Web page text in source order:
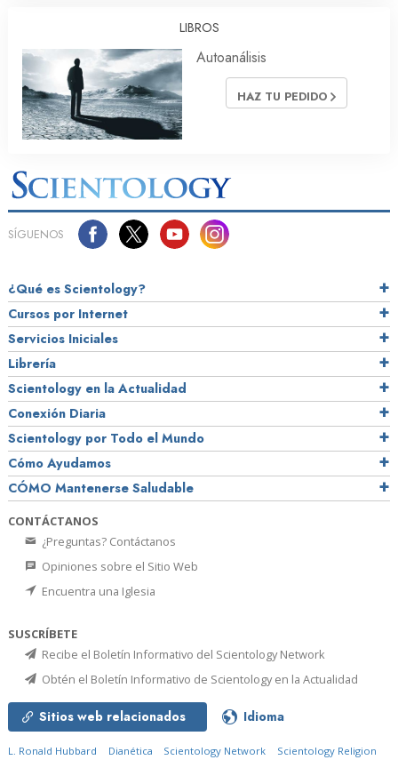
LIBROS
Autoanálisis
HAZ TU PEDIDO
SÍGUENOS
¿Qué es Scientology?
Cursos por Internet
Servicios Iniciales
Librería
Scientology en la Actualidad
Conexión Diaria
Scientology por Todo el Mundo
Cómo Ayudamos
CÓMO Mantenerse Saludable
CONTÁCTANOS
¿Preguntas? Contáctanos
Opiniones sobre el Sitio Web
Encuentra una Iglesia
SUSCRÍBETE
Recibe el Boletín Informativo del Scientology Network
Obtén el Boletín Informativo de Scientology en la Actualidad
Sitios web relacionados Idioma
L. Ronald Hubbard Dianética Scientology Network
Scientology Religion